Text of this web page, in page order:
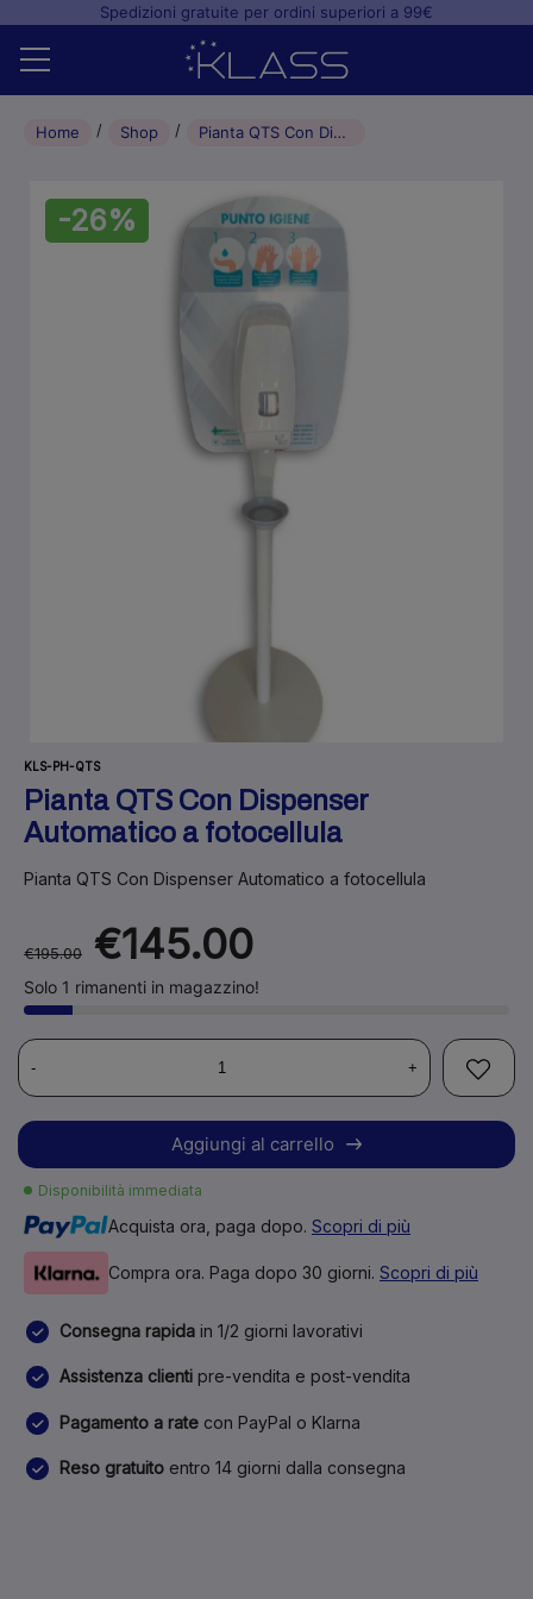
Spedizioni gratuite per ordini superiori a 99€
Home
Studio odontoiatrico
Laboratorio odontotecnico
Home Shop Pianta QTS Con Dispenser Automatico a fotocellula
-26%
KLS-PH-QTS
Pianta QTS Con Dispenser
Automatico a fotocellula
Pianta QTS Con Dispenser Automatico a fotocellula
€195.00 €145.00
Solo 1 rimanenti in magazzino!
- +
Aggiungi al carrello
Disponibilità immediata
Acquista ora, paga dopo. Scopri di più
Compra ora. Paga dopo 30 giorni. Scopri di più
Consegna rapida in 1/2 giorni lavorativi
Assistenza clienti pre-vendita e post-vendita
Pagamento a rate con PayPal o Klarna
Reso gratuito entro 14 giorni dalla consegna